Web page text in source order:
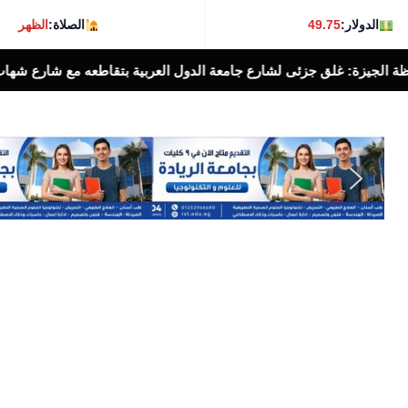
الدولار:49.75 الصلاة:الظهر
شارع شهاب بالإتجاهين لمدة ٣ أيام لتوصيل خطوط غاز طبيعى